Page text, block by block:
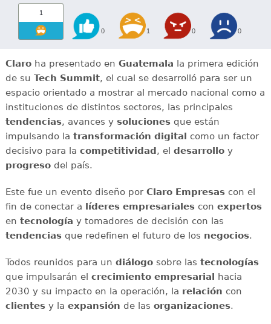
1
0 1 0 0
Claroha presentado en Guatemala la primera edición
de su Tech Summit, el cual se desarrolló para ser un
espacio orientado a mostrar al mercado nacional como a
instituciones de distintos sectores, las principales
tendencias, avances y solucionesque están
impulsando la transformación digital como un factor
decisivo para la competitividad, el desarrolloy
progresodel país.
Este fue un evento diseño por Claro Empresascon el
fin de conectar a líderes empresarialescon expertos
en tecnología y tomadores de decisión con las
tendenciasque redefinen el futuro de los negocios.
Todos reunidos para un diálogosobre las tecnologías
que impulsarán el crecimiento empresarial hacia
2030 y su impacto en la operación, la relación con
clientesy la expansión de las organizaciones.